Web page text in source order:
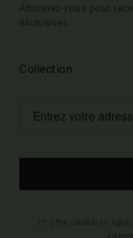
Abonnez-vous pour
exclusives.
Collection